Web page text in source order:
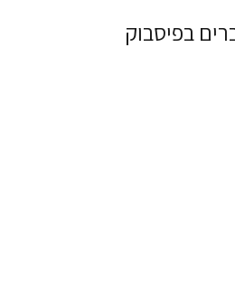
בפיסבוק